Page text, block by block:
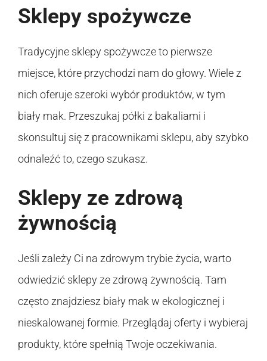
Sklepy spożywcze
Tradycyjne sklepy spożywcze to pierwsze
miejsce, które przychodzi nam do głowy. Wiele z
nich oferuje szeroki wybór produktów, w tym
biały mak. Przeszukaj półki z bakaliami i
skonsultuj się z pracownikami sklepu, aby szybko
odnaleźć to, czego szukasz.
Sklepy ze zdrową
żywnością
Jeśli zależy Ci na zdrowym trybie życia, warto
odwiedzić sklepy ze zdrową żywnością. Tam
często znajdziesz biały mak w ekologicznej i
nieskalowanej formie. Przeglądaj oferty i wybieraj
produkty, które spełnią Twoje oczekiwania.